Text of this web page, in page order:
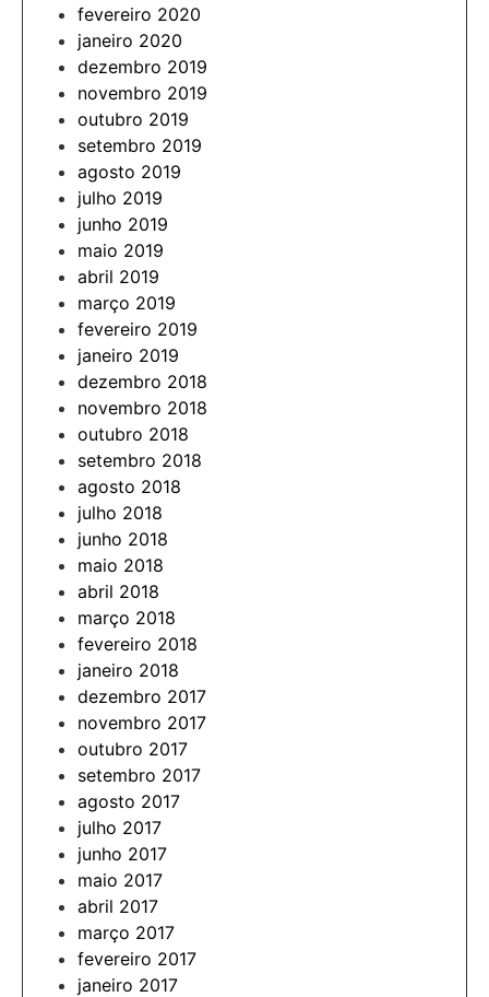
fevereiro 2020
janeiro 2020
dezembro 2019
novembro 2019
outubro 2019
setembro 2019
agosto 2019
julho 2019
junho 2019
maio 2019
abril 2019
março 2019
fevereiro 2019
janeiro 2019
dezembro 2018
novembro 2018
outubro 2018
setembro 2018
agosto 2018
julho 2018
junho 2018
maio 2018
abril 2018
março 2018
fevereiro 2018
janeiro 2018
dezembro 2017
novembro 2017
outubro 2017
setembro 2017
agosto 2017
julho 2017
junho 2017
maio 2017
abril 2017
março 2017
fevereiro 2017
janeiro 2017